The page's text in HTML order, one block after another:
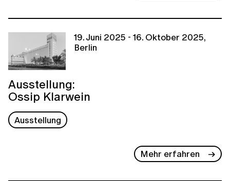
19. Juni 2025 - 16. Oktober 2025,
Berlin
Ausstellung:
Ossip Klarwein
Ausstellung
Mehr erfahren